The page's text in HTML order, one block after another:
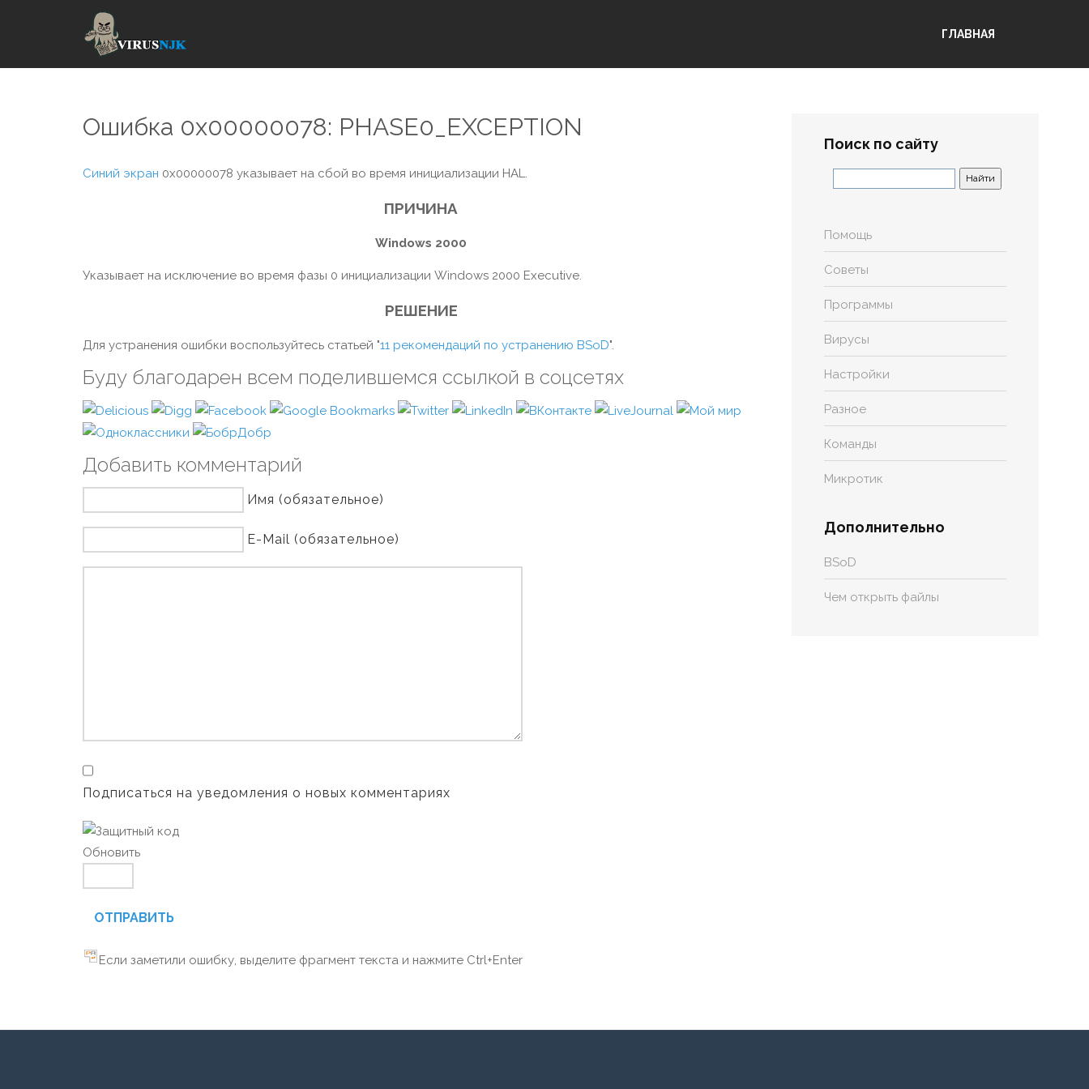
ГЛАВНАЯ
Ошибка 0x00000078: PHASE0_EXCEPTION
Синий экран 0x00000078 указывает на сбой во время инициализации HAL.
ПРИЧИНА
Windows 2000
Указывает на исключение во время фазы 0 инициализации Windows 2000 Executive.
РЕШЕНИЕ
Для устранения ошибки воспользуйтесь статьей "11 рекомендаций по устранению BSoD".
Буду благодарен всем поделившемся ссылкой в соцсетях
Добавить комментарий
Имя (обязательное)
E-Mail (обязательное)
Подписаться на уведомления о новых комментариях
Обновить
ОТПРАВИТЬ
Если заметили ошибку, выделите фрагмент текста и нажмите Ctrl+Enter
Поиск по сайту
Помощь
Советы
Программы
Вирусы
Настройки
Разное
Команды
Микротик
Дополнительно
BSoD
Чем открыть файлы